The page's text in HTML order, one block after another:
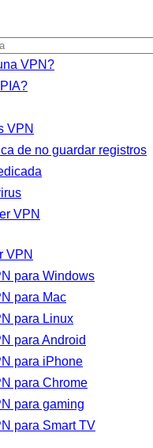
VPN?
VPN
de no guardar registros
VPN
VPN
para Windows
para Mac
para Linux
para Android
para iPhone
para Chrome
para gaming
para Smart TV